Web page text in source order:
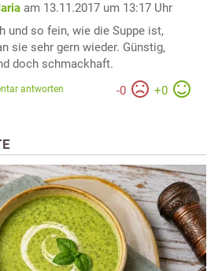
am 13.11.2017 um 13:17 Uhr
und so fein, wie die Suppe ist,
sie sehr gern wieder. Günstig,
doch schmackhaft.
-0 +0
antworten